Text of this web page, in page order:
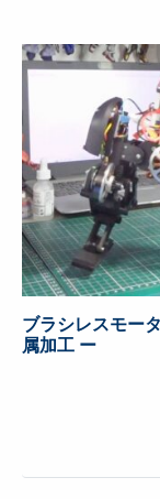
ブラシレスモー
属加工 ー